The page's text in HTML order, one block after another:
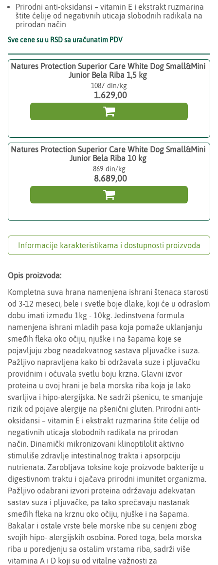
Prirodni anti-oksidansi – vitamin E i ekstrakt ruzmarina
štite ćelije od negativnih uticaja slobodnih radikala na
prirodan način
Sve cene su u RSD sa uračunatim PDV
Natures Protection Superior Care White Dog Small&Mini
Junior Bela Riba 1,5 kg
1087
1.629,00

Natures Protection Superior Care White Dog Small&Mini
Junior Bela Riba 10 kg
869
8.689,00

Informacije karakteristikama i dostupnosti proizvoda
Opis proizvoda:
Kompletna suva hrana namenjena ishrani štenaca starosti
od 3-12 meseci, bele i svetle boje dlake, koji će u odraslom
dobu imati između 1kg - 10kg. Jedinstvena formula
namenjena ishrani mladih pasa koja pomaže uklanjanju
smeđih fleka oko očiju, njuške i na šapama koje se
pojavljuju zbog neadekvatnog sastava pljuvačke i suza.
Pažljivo napravljena kako bi održavala suze i pljuvačku
providnim i oćuvala svetlu boju krzna. Glavni izvor
proteina u ovoj hrani je bela morska riba koja je lako
svarljiva i hipo-alergijska. Ne sadrži pšenicu, te smanjuje
rizik od pojave alergije na pšenični gluten. Prirodni anti-
oksidansi – vitamin E i ekstrakt ruzmarina štite ćelije od
negativnih uticaja slobodnih radikala na prirodan
način. Dinamički mikronizovani klinoptilolit aktivno
stimuliše zdravlje intestinalnog trakta i apsorpciju
nutrienata. Zarobljava toksine koje proizvode bakterije u
digestivnom traktu i ojačava prirodni imunitet organizma.
Pažljivo odabrani izvori proteina održavaju adekvatan
sastav suza i pljuvačke, pa tako sprečavaju nastanak
smeđih fleka na krznu oko očiju, njuške i na šapama.
Bakalar i ostale vrste bele morske ribe su cenjeni zbog
svojih hipo- alergijskih osobina. Pored toga, bela morska
riba u poredjenju sa ostalim vrstama riba, sadrži više
vitamina A i D koji su od vitalne važnosti za